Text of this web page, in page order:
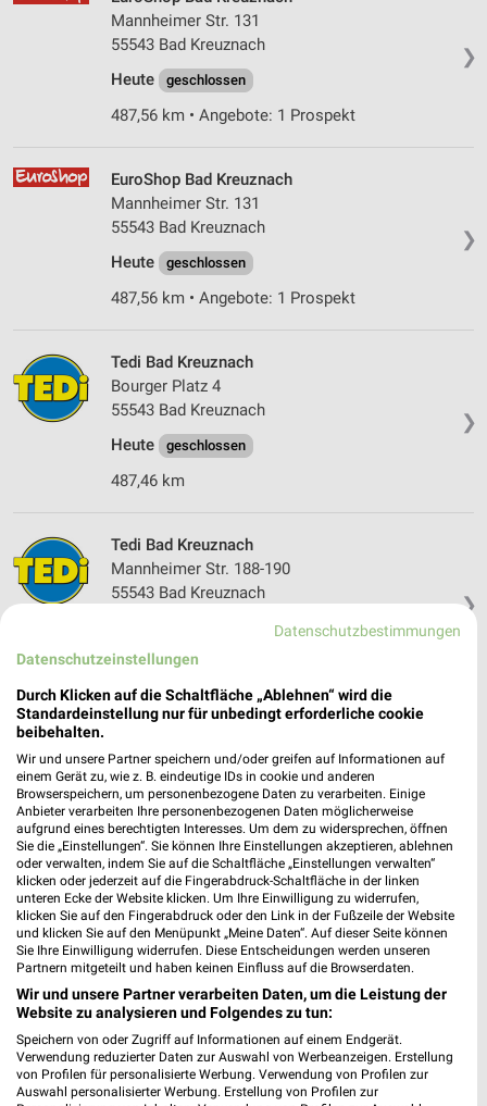
❯
Mannheimer Str. 131
55543 Bad Kreuznach
Heute
geschlossen
487,56 km • Angebote: 1 Prospekt
❯
EuroShop Bad Kreuznach
Mannheimer Str. 131
55543 Bad Kreuznach
Heute
geschlossen
487,56 km • Angebote: 1 Prospekt
❯
Tedi Bad Kreuznach
Bourger Platz 4
55543 Bad Kreuznach
Heute
geschlossen
487,46 km
❯
Tedi Bad Kreuznach
Mannheimer Str. 188-190
55543 Bad Kreuznach
487,56 km
CENTERSHOP Warmsroth
Am Lindchen 8
55442 Warmsroth
Heute geschlossen
484,11 km • Angebote: 1 Prospekt
Jawoll Markt Bad Kreuznach
Planiger Str. 106
55545 Bad Kreuznach
Heute geschlossen
TEDİ Kastellaun
Datenschutzbestimmungen
Datenschutzeinstellungen
Durch Klicken auf die Schaltfläche „Ablehnen“ wird die
Standardeinstellung nur für unbedingt erforderliche cookie
beibehalten.
Wir und unsere Partner speichern und/oder greifen auf Informationen auf
einem Gerät zu, wie z. B. eindeutige IDs in cookie und anderen
Browserspeichern, um personenbezogene Daten zu verarbeiten. Einige
Anbieter verarbeiten Ihre personenbezogenen Daten möglicherweise
aufgrund eines berechtigten Interesses. Um dem zu widersprechen, öffnen
Sie die „Einstellungen“. Sie können Ihre Einstellungen akzeptieren, ablehnen
oder verwalten, indem Sie auf die Schaltfläche „Einstellungen verwalten“
klicken oder jederzeit auf die Fingerabdruck-Schaltfläche in der linken
unteren Ecke der Website klicken. Um Ihre Einwilligung zu widerrufen,
klicken Sie auf den Fingerabdruck oder den Link in der Fußzeile der Website
und klicken Sie auf den Menüpunkt „Meine Daten“. Auf dieser Seite können
Sie Ihre Einwilligung widerrufen. Diese Entscheidungen werden unseren
Partnern mitgeteilt und haben keinen Einfluss auf die Browserdaten.
Wir und unsere Partner verarbeiten Daten, um die Leistung der
Website zu analysieren und Folgendes zu tun:
Speichern von oder Zugriff auf Informationen auf einem Endgerät.
Verwendung reduzierter Daten zur Auswahl von Werbeanzeigen. Erstellung
von Profilen für personalisierte Werbung. Verwendung von Profilen zur
Auswahl personalisierter Werbung. Erstellung von Profilen zur